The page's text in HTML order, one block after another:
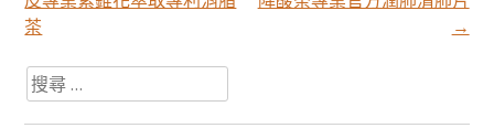
章
茶
→
搜
尋